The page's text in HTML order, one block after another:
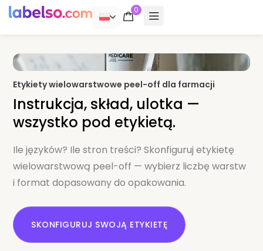
POLSKI
0
Etykiety wielowarstwowe peel-off dla farmacji
Instrukcja, skład, ulotka —
wszystko pod etykietą.
Ile języków? Ile stron treści? Skonfiguruj etykietę
wielowarstwową peel-off — wybierz liczbę warstw
i format dopasowany do opakowania.
SKONFIGURUJ SWOJĄ ETYKIETĘ